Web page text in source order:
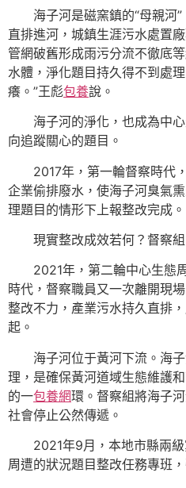
海子河是磁窯鎮的“母親河
直排進河，城鎮生涯污水處置
管網破舊形成雨污分流不徹底
水體，淨化題目持久得不到處
癢。”王彪包養說。
海子河的淨化，也成為中
向追蹤關心的題目。
2017年，第一輪督察時代
企業偷排廢水，使海子河臭氣
理題目的情形下上報整改完成。
現實整改成效若何？督察
2021年，第二輪中心生態
時代，督察職員又一次離開現
整改不力，產業污水持久直排
起。
海子河位于黃河下流。海
理，是確保黃河道域生態維護
的一包養網環。督察組將海子
社會停止公然傳遞。
2021年9月，本地市縣兩
周遭的狀況題目整改任務專班